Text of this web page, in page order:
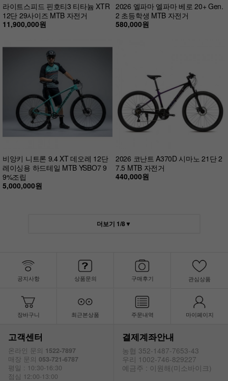
라이트스피드 핀호티3 티타늄 XTR
12단 29사이즈 MTB 자전거
11,900,000원
2026 엘파마 엘파마 베로 20+ Gen.
2 초등학생 MTB 자전거
580,000원
비앙키 니트론 9.4 XT 데오레 12단
레이싱용 하드테일 MTB YSBO7 9
9%조립
5,000,000원
2026 코난트 A370D 시마노 21단 2
7.5 MTB 자전거
440,000원
더보기 1/8▼
공지사항 상품문의 구매후기 관심상품
장바구니 최근본상품 주문내역 마이페이지
고객센터
온라인 문의 1522-7897
매장 문의 053-721-6787
평일 : 10:30-16:30
점심 12:00-13:00
결제계좌안내
농협 352-1487-7653-43
우리 1002-746-829227
예금주 : 이원해(미소바이크)